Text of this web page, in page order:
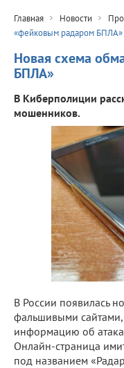
Главная Новости
«фейковым радаром БПЛА»
Новая схема
БПЛА»
В Киберполиции
мошенников.
В России появилась
фальшивыми
информацию об
Онлайн-страница
под названием